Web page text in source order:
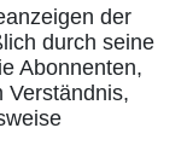
der
durch seine
Abonnenten,
Verständnis,